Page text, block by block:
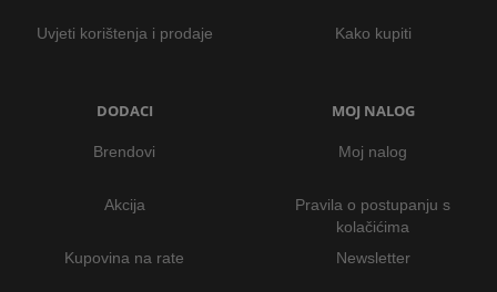
Uvjeti korištenja i prodaje Kako kupiti
DODACI
Brendovi
Akcija
Kupovina na rate
MOJ NALOG
Moj nalog
Pravila o postupanju s
kolačićima
Newsletter